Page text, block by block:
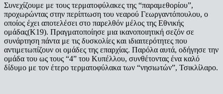
Συνεχίζουμε με τους τερματοφύλακες της “παραμεθορίου”,
προχωρώντας στην περίπτωση του νεαρού Γεωργαντόπουλου, ο
οποίος έχει αποτελέσει στο παρελθόν μέλος της Εθνικής
ομάδας(Κ19). Πραγματοποίησε μια ικανοποιητική σεζόν σε
συνάρτηση πάντα με τις δυσκολίες και ιδιαιτερότητες που
αντιμετωπίζουν οι ομάδες της επαρχίας. Παρόλα αυτά, οδήγησε την
ομάδα του ως τους “4” του Κυπέλλου, συνθέτοντας ένα καλό
δίδυμο με τον έτερο τερματοφύλακα των “νησιωτών”, Τσικλίλαρο.